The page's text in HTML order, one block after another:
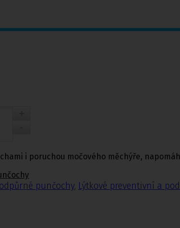
punčochy, Lýtkové preventivní a
i poruchou močového měchýře,